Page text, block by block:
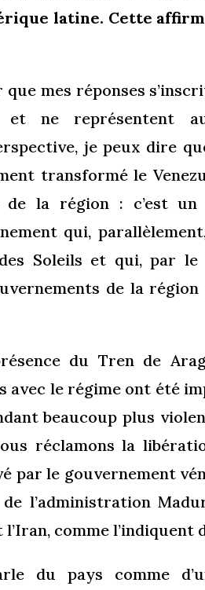
latine. Cette
mes réponses
ne représentent
je peux dire
transformé le
de la région : c’est
qui,
Soleils et qui, par le
de la
du Tren de
avec le régime ont été
beaucoup plus
réclamons la
par le gouvernement
l’administration
comme l’indiquent
du pays comme